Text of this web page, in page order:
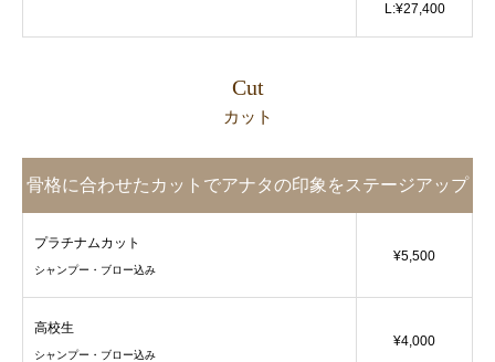
L:¥27,400
Cut
カット
骨格に合わせたカットでアナタの印象をステージアップ
プラチナムカット
シャンプー・ブロー込み
¥5,500
高校生
シャンプー・ブロー込み
¥4,000